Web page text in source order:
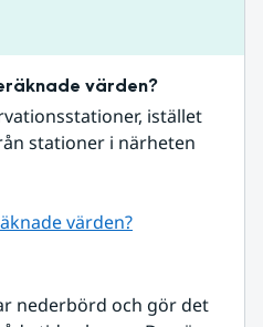
värden?
istället
stationer i närheten
värden?
nederbörd och gör det